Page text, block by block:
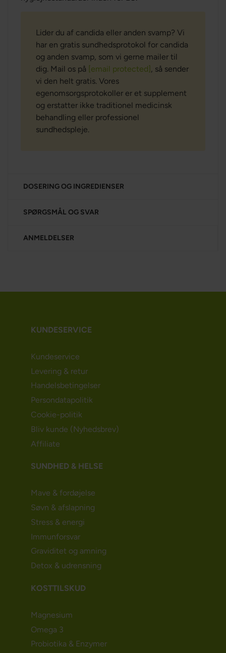
Lider du af candida eller anden svamp? Vi
har en gratis sundhedsprotokol for candida
og anden svamp, som vi gerne mailer til
dig. Mail os på [email protected] , så sender
vi den helt gratis. Vores
egenomsorgsprotokoller er et supplement
og erstatter ikke traditionel medicinsk
behandling eller professionel
sundhedspleje.
DOSERING OG INGREDIENSER
SPØRGSMÅL OG SVAR
ANMELDELSER
KUNDESERVICE
Kundeservice
Levering & retur
Handelsbetingelser
Persondatapolitik
Cookie-politik
Bliv kunde (Nyhedsbrev)
Affiliate
SUNDHED & HELSE
Mave & fordøjelse
Søvn & afslapning
Stress & energi
Immunforsvar
Graviditet og amning
Detox & udrensning
KOSTTILSKUD
Magnesium
Omega 3
Probiotika & Enzymer